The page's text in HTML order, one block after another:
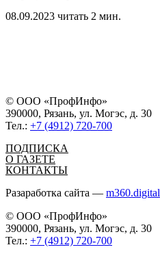
08.09.2023 читать 2 мин.
© ООО «ПрофИнфо»
390000, Рязань, ул. Могэс, д. 30
Тел.: +7 (4912) 720-700
ПОДПИСКА
О ГАЗЕТЕ
КОНТАКТЫ
Разаработка сайта — m360.digital
© ООО «ПрофИнфо»
390000, Рязань, ул. Могэс, д. 30
Тел.: +7 (4912) 720-700